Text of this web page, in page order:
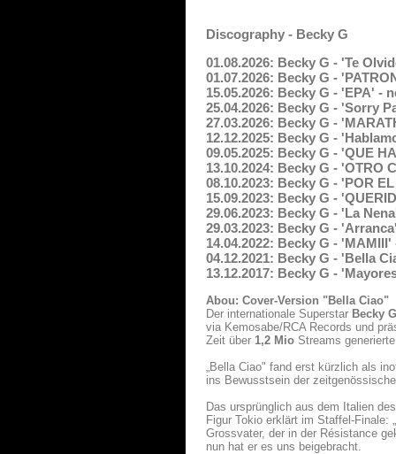
Discography - Becky G
01.08.2026: Becky G - 'Te
01.07.2026: Becky G -
15.05.2026: Becky G - 'EPA' -
25.04.2026: Becky G - 'Sorry
27.03.2026: Becky G -
12.12.2025: Becky G -
09.05.2025: Becky G - 'QUE
13.10.2024: Becky G - 'OTRO
08.10.2023: Becky G - 'POR
15.09.2023: Becky G -
29.06.2023: Becky G - 'La
29.03.2023: Becky G -
14.04.2022: Becky G -
04.12.2021: Becky G - 'Bella
13.12.2017: Becky G -
Abou: Cover-Version "Bella Ciao"
Der internationale Superstar Becky G
via Kemosabe/RCA Records und
Zeit über 1,2 Mio Streams
„Bella Ciao" fand erst kürzlich als
ins Bewusstsein der
Das ursprünglich aus dem Italien
Figur Tokio erklärt im Staffel-Finale:
Grossvater, der in der Résistance
nun hat er es uns beigebracht.